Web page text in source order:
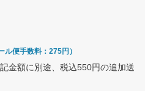
ル便手数料：275円）
金額に別途、税込550円の追加送